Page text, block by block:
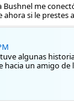
me
ahora si le
algunas
un amigo de